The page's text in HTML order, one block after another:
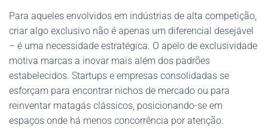
Para aqueles envolvidos em indústrias de alta competição,
criar algo exclusivo não é apenas um diferencial desejável
– é uma necessidade estratégica. O apelo de exclusividade
motiva marcas a inovar mais além dos padrões
estabelecidos. Startups e empresas consolidadas se
esforçam para encontrar nichos de mercado ou para
reinventar matagás clássicos, posicionando-se em
espaços onde há menos concorrência por atenção.